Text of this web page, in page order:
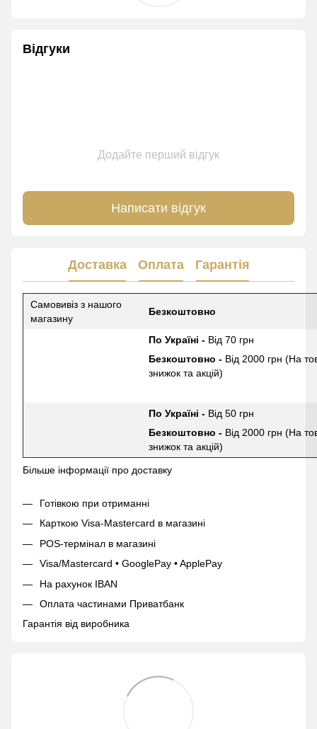
Відгуки
Додайте перший відгук
Написати відгук
Доставка Оплата Гарантія
Самовивіз з нашого
магазину
Безкоштовно
По Україні - Від 70 грн
Безкоштовно - Від 2000 грн (На
знижок та акцій)
По Україні - Від 50 грн
Безкоштовно - Від 2000 грн (На
знижок та акцій)
Більше інформації про доставку
Готівкою при отриманні
Карткою Visa-Mastercard в магазині
POS-термінал в магазині
Visa/Mastercard • GooglePay • ApplePay
На рахунок IBAN
Оплата частинами Приватбанк
Гарантія від виробника